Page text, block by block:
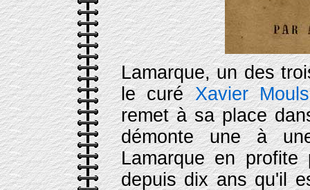
Lamarque, un des
le curéXavier Mouls
remet à sa place
démonte une à
Lamarque en
depuis dix ans qu'il